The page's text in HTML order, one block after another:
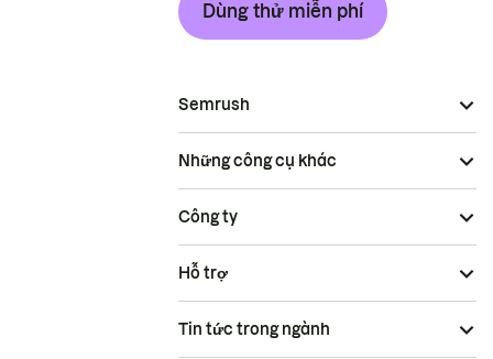
Dùng thử miễn phí
Semrush
Những công cụ khác
Công ty
Hỗ trợ
Tin tức trong ngành